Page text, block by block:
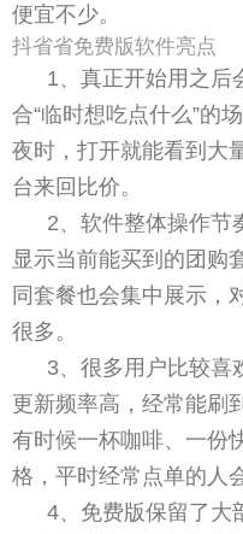
便宜不少。
抖省省免费版软件亮点
1、真正开始用之后
合“临时想吃点什么”的
夜时，打开就能看到大
台来回比价。
2、软件整体操作节
显示当前能买到的团购
同套餐也会集中展示，
很多。
3、很多用户比较喜
更新频率高，经常能刷
有时候一杯咖啡、一份
格，平时经常点单的人
4、免费版保留了大